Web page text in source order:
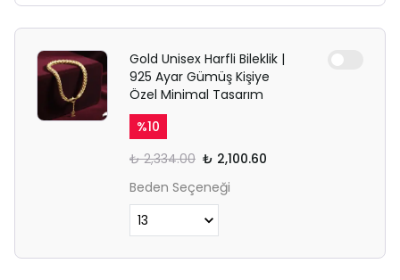
Gold Unisex Harfli Bileklik |
925 Ayar Gümüş Kişiye
Özel Minimal Tasarım
%10
₺ 2,334.00 ₺ 2,100.60
Beden Seçeneği